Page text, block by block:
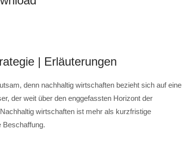
| Erläuterungen
denn nachhaltig wirtschaften bezieht sich auf eine
der weit über den enggefassten Horizont der
wirtschaften ist mehr als kurzfristige
Beschaffung.